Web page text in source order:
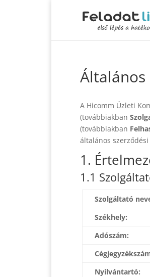
Általános
A Hicomm Üzleti
(továbbiakban
(továbbiakban
általános
1.
1.1
Szolgáltató
Székhely:
Adószám:
Nyilvántartó: